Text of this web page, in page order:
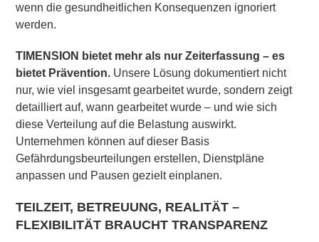
wenn die gesundheitlichen Konsequenzen ignoriert
werden.
TIMENSION bietet mehr als nur Zeiterfassung – es
bietet Prävention. Unsere Lösung dokumentiert nicht
nur, wie viel insgesamt gearbeitet wurde, sondern zeigt
detailliert auf, wann gearbeitet wurde – und wie sich
diese Verteilung auf die Belastung auswirkt.
Unternehmen können auf dieser Basis
Gefährdungsbeurteilungen erstellen, Dienstpläne
anpassen und Pausen gezielt einplanen.
TEILZEIT, BETREUUNG, REALITÄT –
FLEXIBILITÄT BRAUCHT TRANSPARENZ